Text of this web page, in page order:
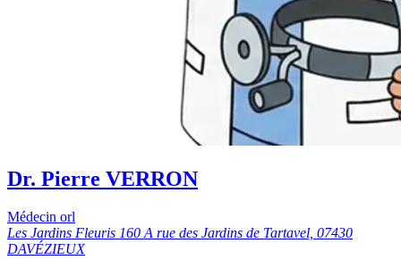
Dr. Pierre VERRON
Médecin orl
Les Jardins Fleuris 160 A rue des Jardins de Tartavel, 07430
DAVÉZIEUX